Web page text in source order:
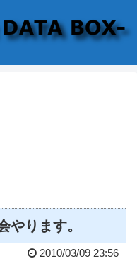
やります。
2010/03/09 23:56